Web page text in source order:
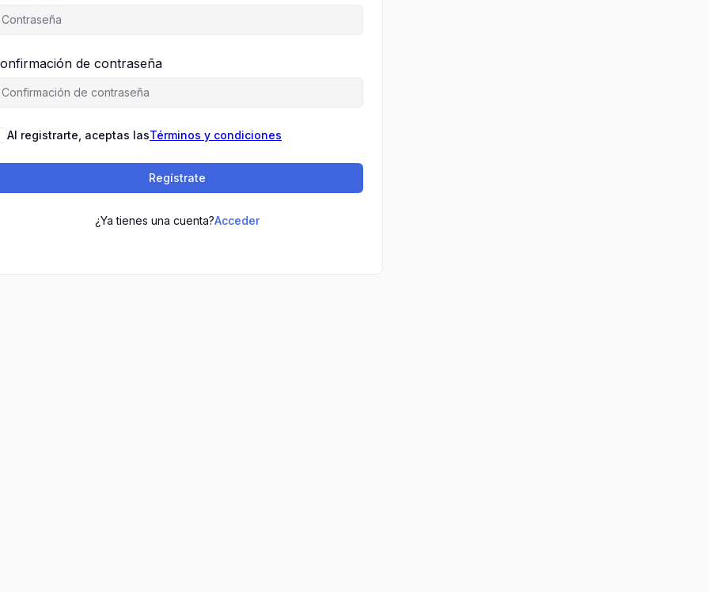
de contraseña
Al registrarte, aceptas lasTérminos y condiciones
Regístrate
¿Ya tienes una cuenta?Acceder